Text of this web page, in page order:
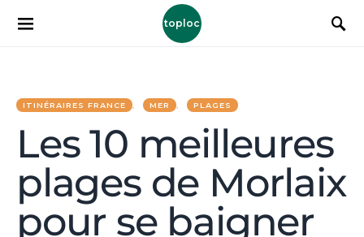
toploc
ITINÉRAIRES FRANCE MER PLAGES
Les 10 meilleures
plages de Morlaix
pour se baigner